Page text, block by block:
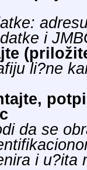
i
li?ne
da se
i u?ita